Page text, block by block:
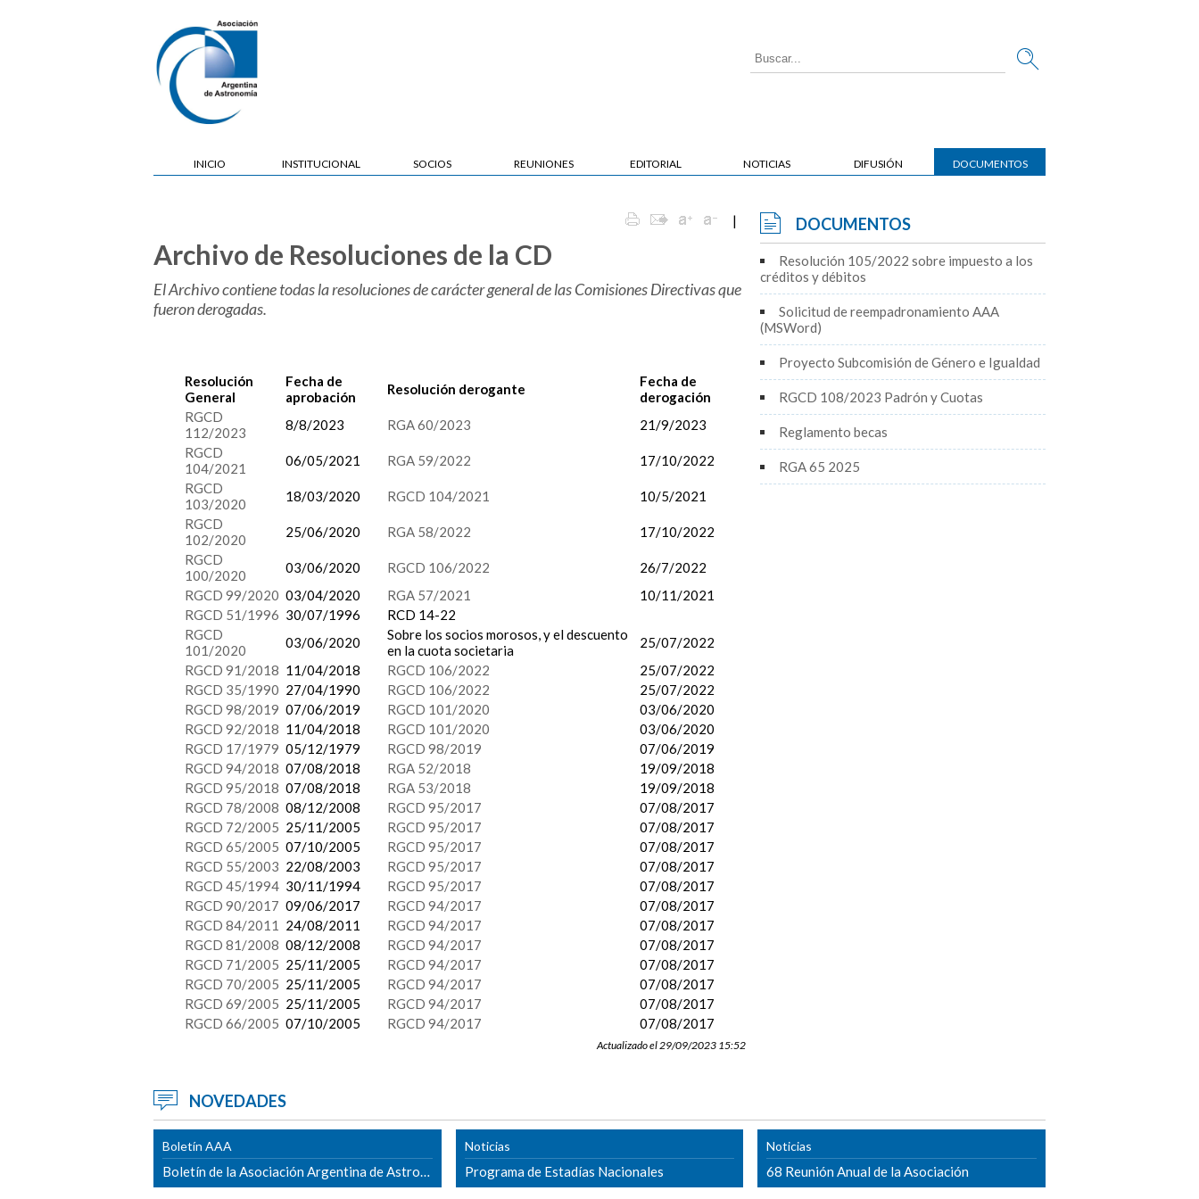
INICIO INSTITUCIONAL SOCIOS REUNIONES EDITORIAL NOTICIAS DIFUSIÓN DOCUMENTOS
DOCUMENTOS
Resolución 105/2022 sobre impuesto a los
créditos y débitos
Solicitud de reempadronamiento AAA
(MSWord)
Proyecto Subcomisión de Género e Igualdad
RGCD 108/2023 Padrón y Cuotas
Reglamento becas
RGA 65 2025
|
Archivo de Resoluciones de la CD
El Archivo contiene todas la resoluciones de carácter general de las Comisiones Directivas que
fueron derogadas.
Resolución
General
Fecha de
aprobación
Resolución derogante
Fecha de
derogación
RGCD
112/2023
8/8/2023 RGA 60/2023
21/9/2023
RGCD
104/2021
06/05/2021 RGA 59/2022
17/10/2022
RGCD
103/2020
18/03/2020 RGCD 104/2021
10/5/2021
RGCD
102/2020
25/06/2020 RGA 58/2022
17/10/2022
RGCD
100/2020
03/06/2020 RGCD 106/2022
26/7/2022
RGCD 99/2020 03/04/2020 RGA 57/2021
10/11/2021
RGCD 51/1996 30/07/1996
RCD 14-22
RGCD
101/2020
03/06/2020
Sobre los socios morosos, y el descuento
en la cuota societaria
25/07/2022
RGCD 91/2018 11/04/2018 RGCD 106/2022
25/07/2022
RGCD 35/1990 27/04/1990 RGCD 106/2022
25/07/2022
RGCD 98/2019 07/06/2019 RGCD 101/2020
03/06/2020
RGCD 92/2018 11/04/2018 RGCD 101/2020
03/06/2020
RGCD 17/1979 05/12/1979 RGCD 98/2019
07/06/2019
RGCD 94/2018 07/08/2018 RGA 52/2018
19/09/2018
RGCD 95/2018 07/08/2018 RGA 53/2018
19/09/2018
RGCD 78/2008 08/12/2008 RGCD 95/2017
07/08/2017
RGCD 72/2005 25/11/2005 RGCD 95/2017
07/08/2017
RGCD 65/2005 07/10/2005 RGCD 95/2017
07/08/2017
RGCD 55/2003 22/08/2003 RGCD 95/2017
07/08/2017
RGCD 45/1994 30/11/1994 RGCD 95/2017
07/08/2017
RGCD 90/2017 09/06/2017 RGCD 94/2017
07/08/2017
RGCD 84/2011
24/08/2011 RGCD 94/2017
07/08/2017
RGCD 81/2008 08/12/2008 RGCD 94/2017
07/08/2017
RGCD 71/2005 25/11/2005 RGCD 94/2017
07/08/2017
RGCD 70/2005 25/11/2005 RGCD 94/2017
07/08/2017
RGCD 69/2005 25/11/2005 RGCD 94/2017
07/08/2017
RGCD 66/2005 07/10/2005 RGCD 94/2017 07/08/2017
Actualizado el 29/09/2023 15:52
NOVEDADES
Boletín AAA
Boletín de la Asociación Argentina de Astronomía
Noticias
Programa de Estadías Nacionales
Noticias
68 Reunión Anual de la Asociación